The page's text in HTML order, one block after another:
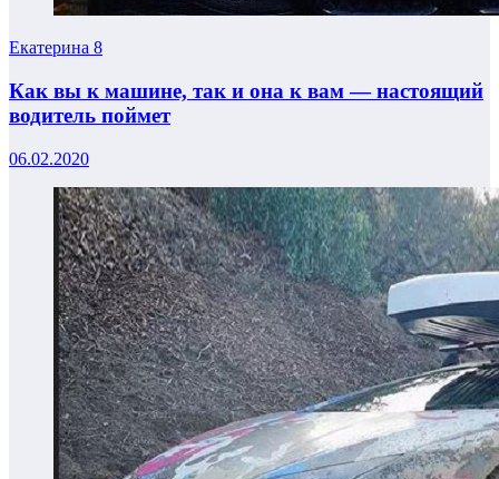
Екатерина 8
Как вы к машине, так и она к вам — настоящий
водитель поймет
06.02.2020